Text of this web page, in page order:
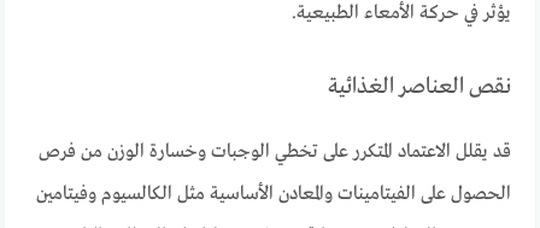
يؤثر في حركة الأمعاء الطبيعية.
نقص العناصر الغذائية
قد يقلل الاعتماد المتكرر على تخطي الوجبات وخسارة الوزن من فرص
الحصول على الفيتامينات والمعادن الأساسية مثل الكالسيوم وفيتامين